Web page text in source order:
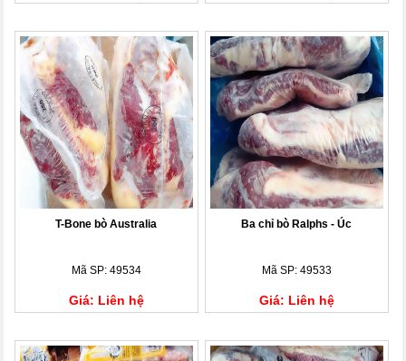
T-Bone bò Australia
Mã SP: 49534
Giá: Liên hệ
Ba chỉ bò Ralphs - Úc
Mã SP: 49533
Giá: Liên hệ